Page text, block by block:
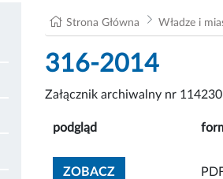
Strona Główna Władze i
316-2014
Załącznik archiwalny nr
podgląd
ZOBACZZOBACZ